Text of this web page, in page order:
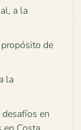
a la
de
la
en